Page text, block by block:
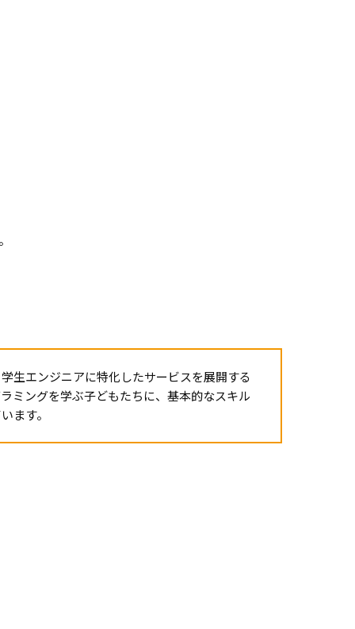
生エンジニアに特化したサービスを展開する
ミングを学ぶ子どもたちに、基本的なスキル
ます。